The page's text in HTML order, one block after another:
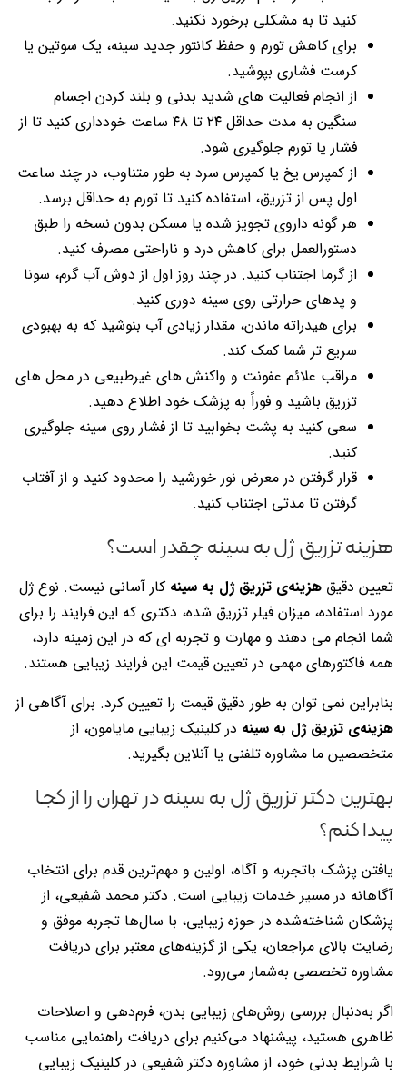
کنید تا به مشکلی برخورد نکنید.
برای کاهش تورم و حفظ کانتور جدید سینه، یک سوتین یا
کرست فشاری بپوشید.
از انجام فعالیت های شدید بدنی و بلند کردن اجسام
سنگین به مدت حداقل ۲۴ تا ۴۸ ساعت خودداری کنید تا از
فشار یا تورم جلوگیری شود.
از کمپرس یخ یا کمپرس سرد به طور متناوب، در چند ساعت
اول پس از تزریق، استفاده کنید تا تورم به حداقل برسد.
هر گونه داروی تجویز شده یا مسکن بدون نسخه را طبق
دستورالعمل برای کاهش درد و ناراحتی مصرف کنید.
از گرما اجتناب کنید. در چند روز اول از دوش آب گرم، سونا
و پدهای حرارتی روی سینه دوری کنید.
برای هیدراته ماندن، مقدار زیادی آب بنوشید که به بهبودی
سریع تر شما کمک کند.
مراقب علائم عفونت و واکنش های غیرطبیعی در محل های
تزریق باشید و فوراً به پزشک خود اطلاع دهید.
سعی کنید به پشت بخوابید تا از فشار روی سینه جلوگیری
کنید.
قرار گرفتن در معرض نور خورشید را محدود کنید و از آفتاب
گرفتن تا مدتی اجتناب کنید.
هزینه تزريق ژل به سينه چقدر است؟
تعیین دقیق هزینه‌ی تزریق ژل به سینه کار آسانی نیست. نوع ژل
مورد استفاده، میزان فیلر تزریق شده، دکتری که این فرایند را برای
شما انجام می دهند و مهارت و تجربه ای که در این زمینه دارد،
همه فاکتورهای مهمی در تعیین قیمت این فرایند زیبایی هستند.
بنابراین نمی توان به طور دقیق قیمت را تعیین کرد. برای آگاهی از
هزینه‌ی تزریق ژل به سینه در کلینیک زیبایی مایامون، از
متخصصین ما مشاوره تلفنی یا آنلاین بگیرید.
بهترین دکتر تزریق ژل به سینه در تهران را از کجا
پیدا کنم؟
یافتن پزشک باتجربه و آگاه، اولین و مهم‌ترین قدم برای انتخاب
آگاهانه در مسیر خدمات زیبایی است. دکتر محمد شفیعی، از
پزشکان شناخته‌شده در حوزه زیبایی، با سال‌ها تجربه موفق و
رضایت بالای مراجعان، یکی از گزینه‌های معتبر برای دریافت
مشاوره تخصصی به‌شمار می‌رود.
اگر به‌دنبال بررسی روش‌های زیبایی بدن، فرم‌دهی و اصلاحات
ظاهری هستید، پیشنهاد می‌کنیم برای دریافت راهنمایی مناسب
با شرایط بدنی خود، از مشاوره دکتر شفیعی در کلینیک زیبایی